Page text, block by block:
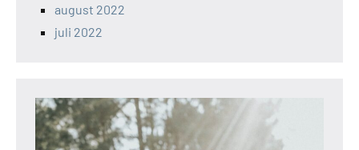
august 2022
juli 2022